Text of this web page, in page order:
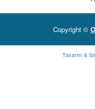
Copyright ©
Tasarim &